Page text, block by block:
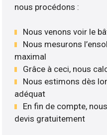
nous procédons :
Nous venons voir le
Nous mesurons
maximal
Grâce à ceci, nous
Nous estimons dès
adéquat
En fin de compte,
devis gratuitement